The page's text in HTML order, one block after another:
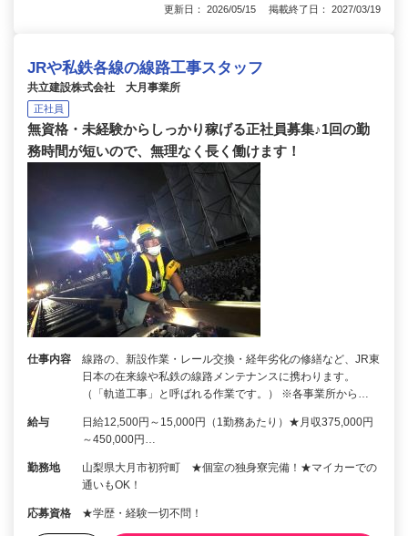
更新日： 2026/05/15 掲載終了日： 2027/03/19
JRや私鉄各線の線路工事スタッフ
共立建設株式会社 大月事業所
正社員
無資格・未経験からしっかり稼げる正社員募集♪1回の勤
務時間が短いので、無理なく長く働けます！
仕事内容
線路の、新設作業・レール交換・経年劣化の修繕など、JR東
日本の在来線や私鉄の線路メンテナンスに携わります。
（「軌道工事」と呼ばれる作業です。） ※各事業所から…
給与
日給12,500円～15,000円（1勤務あたり）★月収375,000円
～450,000円…
勤務地
山梨県大月市初狩町 ★個室の独身寮完備！★マイカーでの
通いもOK！
応募資格 ★学歴・経験一切不問！